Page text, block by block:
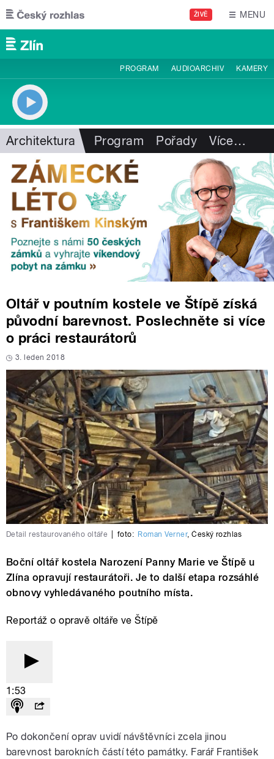
Přejít k hlavnímu obsahu
ŽIVĚ MENU
PROGRAM AUDIOARCHIV KAMERY
Architektura Program Pořady Více…
Oltář v poutním kostele ve Štípě získá
původní barevnost. Poslechněte si více
o práci restaurátorů
3. leden 2018
Detail restaurovaného oltáře foto: Roman Verner,Český rozhlas
Boční oltář kostela Narození Panny Marie ve Štípě u
Zlína opravují restaurátoři. Je to další etapa rozsáhlé
obnovy vyhledávaného poutního místa.
Reportáž o opravě oltáře ve Štípě
1:53
Po dokončení oprav uvidí návštěvníci zcela jinou
barevnost barokních částí této památky. Farář František